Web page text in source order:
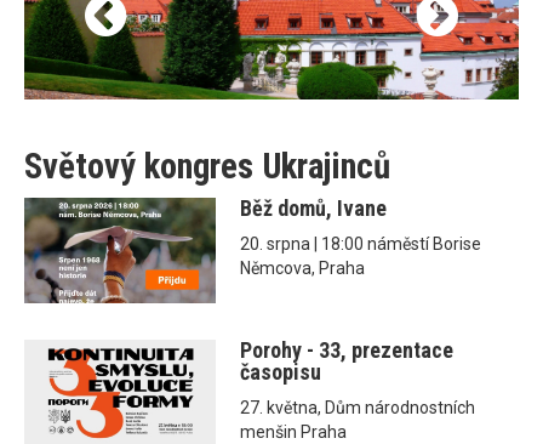
Světový kongres Ukrajinců
Běž domů, Ivane
20. srpna | 18:00 náměstí Borise
Němcova, Praha
Porohy - 33, prezentace
časopisu
27. května, Dům národnostních
menšin Praha